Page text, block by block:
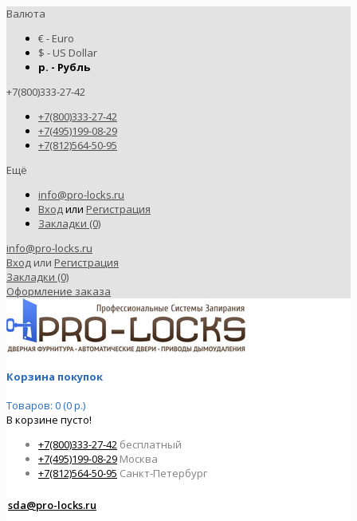
Валюта
€ - Euro
$ - US Dollar
р. - Рубль
+7(800)333-27-42
+7(800)333-27-42
+7(495)199-08-29
+7(812)564-50-95
Ещё
info@pro-locks.ru
Входили Регистрация
Закладки (0)
info@pro-locks.ru
Вход или Регистрация
Закладки (0)
Оформление заказа
Корзина покупок
Товаров: 0 (0 р.)
В корзине пусто!
+7(800)333-27-42 бесплатный
+7(495)199-08-29 Москва
+7(812)564-50-95 Санкт-Петербург
sda@pro-locks.ru